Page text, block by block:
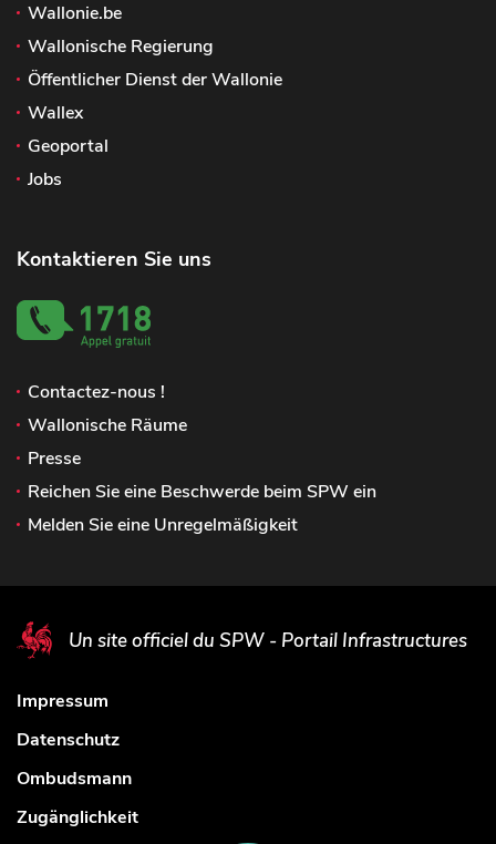
Wallonie.be
Wallonische Regierung
Öffentlicher Dienst der Wallonie
Wallex
Geoportal
Jobs
Kontaktieren Sie uns
Contactez-nous !
Wallonische Räume
Presse
Reichen Sie eine Beschwerde beim SPW ein
Melden Sie eine Unregelmäßigkeit
Un site officiel du SPW - Portail Infrastructures
Impressum
Datenschutz
Ombudsmann
Zugänglichkeit